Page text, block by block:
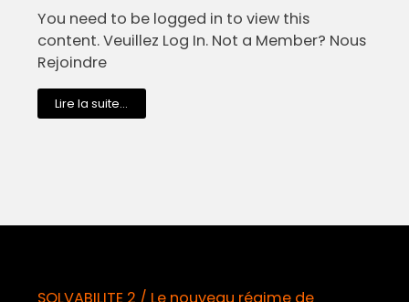
You need to be logged in to view this
content. Veuillez Log In. Not a Member? Nous
Rejoindre
Lire la suite...